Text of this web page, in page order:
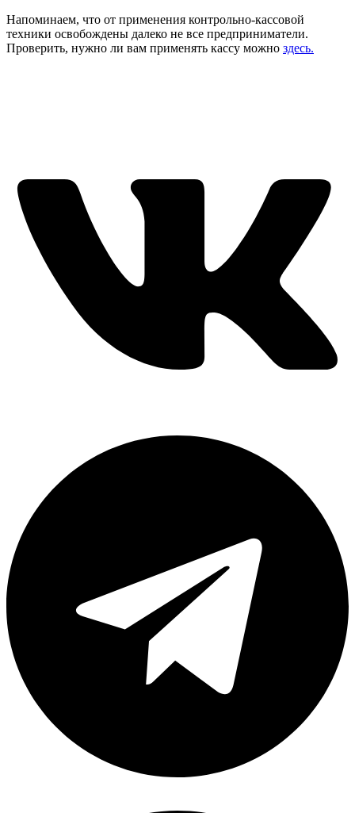
Напоминаем, что от применения контрольно-кассовой
техники освобождены далеко не все предприниматели.
Проверить, нужно ли вам применять кассу можно здесь.